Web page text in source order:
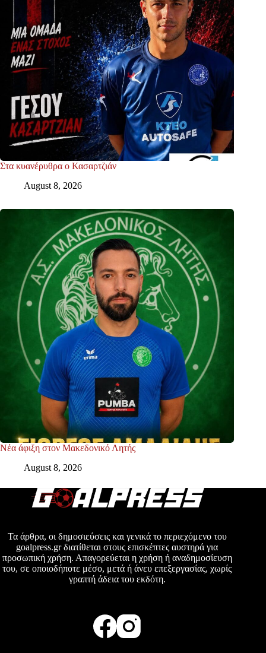
Στα κυανέρυθρα ο Κασαρτζιάν
August 8, 2026
Νέα άφιξη στον Μακεδονικό Λητής
August 8, 2026
Τα άρθρα, οι δημοσιεύσεις και γενικά το περιεχόμενο του
goalpress.gr διατίθεται στους επισκέπτες αυστηρά για
προσωπική χρήση. Απαγορεύεται η χρήση ή αναδημοσίευση
του, σε οποιοδήποτε μέσο, μετά ή άνευ επεξεργασίας, χωρίς
γραπτή άδεια του εκδότη.